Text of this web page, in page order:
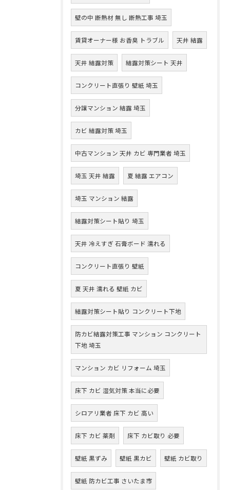
壁の中 断熱材 無し 断熱工事 埼玉
賃貸オーナー様 お香臭 トラブル 天井 結露
天井 結露対策 結露対策シート 天井
コンクリート直張り 壁紙 埼玉
分譲マンション 結露 埼玉
カビ 結露対策 埼玉
中古マンション 天井 カビ 専門業者 埼玉
埼玉 天井 結露 夏 結露 エアコン
埼玉 マンション 結露
結露対策シート貼り 埼玉
天井 冷えすぎ 石膏ボード 濡れる
コンクリート直張り 壁紙
夏 天井 濡れる 壁紙 カビ
結露対策シート貼り コンクリート下地
防カビ結露対策工事 マンション コンクリート
下地 埼玉
マンション カビ リフォーム 埼玉
床下 カビ 湿気対策 本当に必要
シロアリ業者 床下 カビ 高い
床下 カビ 薬剤 床下 カビ取り 必要
壁紙 黒ずみ 壁紙 黒カビ 壁紙 カビ取り
壁紙 防カビ工事 さいたま市